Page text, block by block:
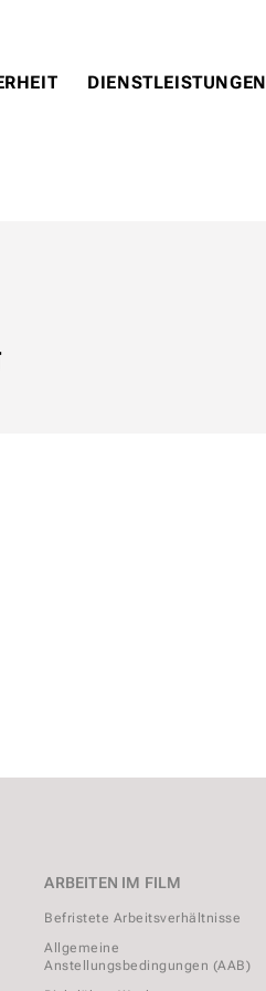
DIENSTLEISTUNGEN
ARBEITEN IM FILM
Befristete Arbeitsverhältnisse
Allgemeine
Anstellungsbedingungen (AAB)